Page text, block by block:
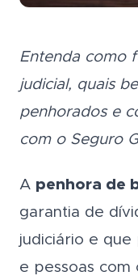
Entenda como
judicial, quais
penhorados e
com o Seguro
A penhora de
garantia de
judiciário e que
e pessoas com